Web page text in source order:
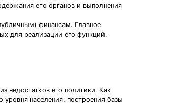
его органов и выполнения
финансам. Главное
для реализации его функций.
недостатков его политики. Как
населения, построения базы